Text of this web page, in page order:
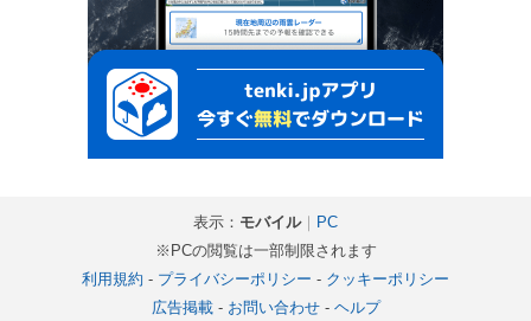
表示： モバイル｜ PC
※PCの閲覧は一部制限されます
利用規約 - プライバシーポリシー - クッキーポリシー
広告掲載- お問い合わせ- ヘルプ